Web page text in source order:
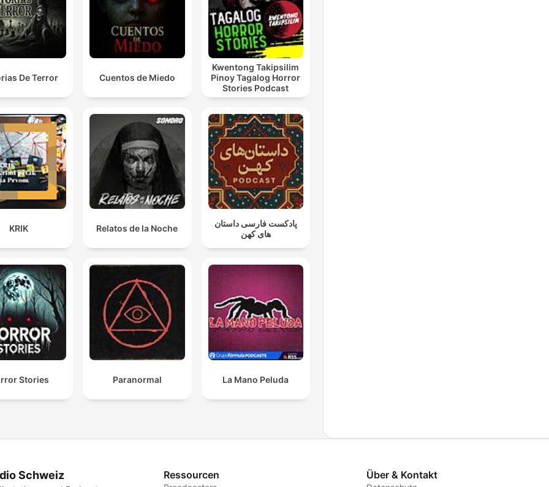
De Terror Cuentos de Miedo
Kwentong Takipsilim
Pinoy Tagalog Horror
Stories Podcast
KRIK Relatos de la Noche
پادکست فارسی داستان
های کهن
Stories Paranormal La Mano Peluda
Schweiz Ressourcen Über & Kontakt